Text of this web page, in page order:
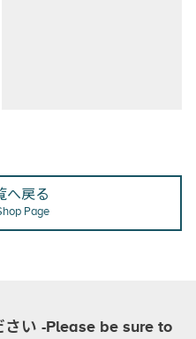
へ戻る
Page
さい -Please be sure to